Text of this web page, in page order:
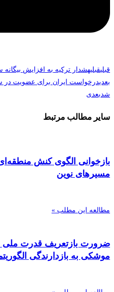
قبلیقبلیهشدار ترکیه به افزایش
بعدیدرخواست ایران برای عضویت در
شد بعدی
سایر مطالب مرتبط
بازخوانی الگوی کنش
مسیرهای نوین
مطالعه این مطلب »
ضرورت بازتعریف قدرت ملی
موشکی به بازدارندگی